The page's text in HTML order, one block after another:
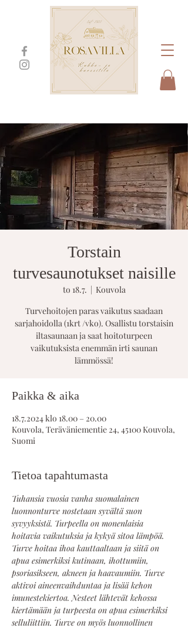
Torstain
turvesaunotukset naisille
to 18.7.
  |
Kouvola
Turvehoitojen paras vaikutus saadaan
sarjahoidolla (1krt /vko). Osallistu torstaisin
iltasaunaan ja saat hoitoturpeen
vaikutuksista enemmän irti saunan
lämmössä!
Paikka & aika
18.7.2024 klo 18.00 – 20.00
Kouvola, Teräväniementie 24, 45100 Kouvola,
Suomi
Tietoa tapahtumasta
Tuhansia vuosia vanha suomalainen
luonnonturve nostetaan syvältä suon
syvyyksistä. Turpeella on monenlaisia
hoitavia vaikutuksia ja kykyä sitoa lämpöä.
Turve hoitaa ihoa kauttaaltaan ja siitä on
apua esimerkiksi kutinaan, ihottumiin,
psoriasikseen, akneen ja haavaumiin. Turve
aktivoi aineenvaihduntaa ja lisää kehon
imunestekiertoa. Nesteet lähtevät kehossa
kiertämään ja turpeesta on apua esimerkiksi
selluliittiin. Turve on myös luonnollinen